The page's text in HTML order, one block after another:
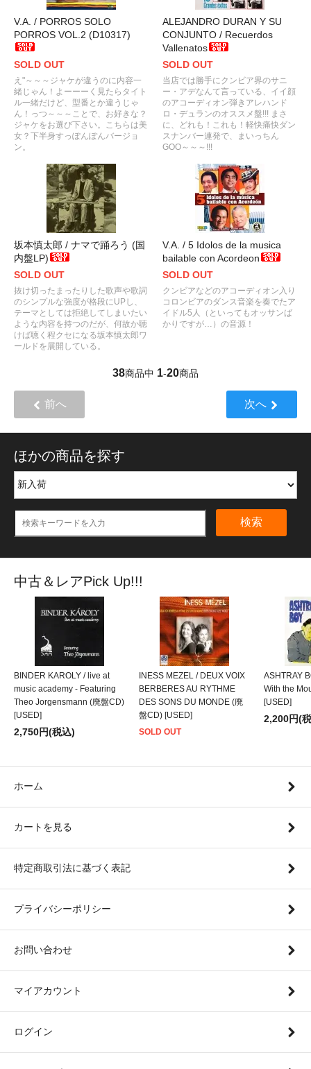
V.A. / PORROS SOLO
PORROS VOL.2 (D10317)
SOLD OUT
え"～～～ジャケが違うのに内容一
緒じゃん！よーーーく見たらタイト
ル一緒だけど、型番とか違うじゃ
ん！っつ～～～ことで、お好きな？
ジャケをお選び下さい。こちらは美
女？下半身すっぽんぽんバージョ
ン。
ALEJANDRO DURAN Y SU
CONJUNTO / Recuerdos
Vallenatos
SOLD OUT
当店では勝手にクンビア界のサニ
ー・アデなんて言っている、イイ顔
のアコーディオン弾きアレハンド
ロ・デュランのオススメ盤!!! まさ
に、どれも！これも！軽快痛快ダン
スナンバー連発で、まいっちん
GOO～～～!!!
坂本慎太郎 / ナマで踊ろう (国
内盤LP)
SOLD OUT
抜け切ったまったりした歌声や歌詞
のシンプルな強度が格段にUPし、
テーマとしては拒絶してしまいたい
ような内容を持つのだが、何故か聴
けば聴く程クセになる坂本慎太郎ワ
ールドを展開している。
V.A. / 5 Idolos de la musica
bailable con Acordeon
SOLD OUT
クンビアなどのアコーディオン入り
コロンビアのダンス音楽を奏でたア
イドル5人（といってもオッサンば
かりですが…）の音源！
38商品中 1-20商品
前へ 次へ
ほかの商品を探す
検索
中古＆レアPick Up!!!
BINDER KAROLY / live at
music academy - Featuring
Theo Jorgensmann (廃盤CD)
[USED]
2,750円(税込)
INESS MEZEL / DEUX VOIX
BERBERES AU RYTHME
DES SONS DU MONDE (廃
盤CD) [USED]
SOLD OUT
ASHTRAY
With the
[USED]
2,200円(
ホーム
カートを見る
特定商取引法に基づく表記
プライバシーポリシー
お問い合わせ
マイアカウント
ログイン